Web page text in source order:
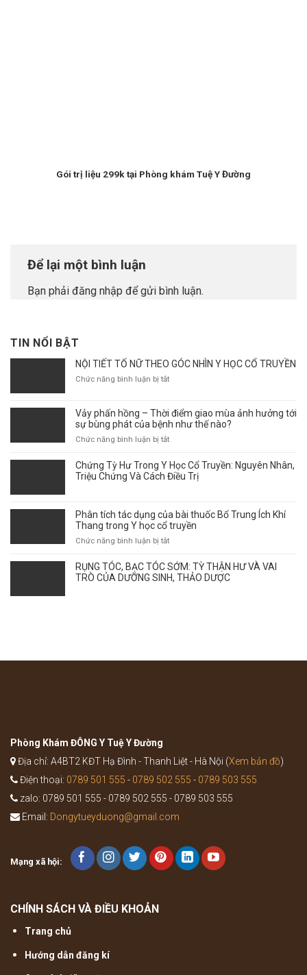
Gói trị liệu 299k tại Phòng khám Tuệ Y Đường
Để lại một bình luận
Bạn phải đăng nhập để gửi bình luận.
TIN NỔI BẬT
NỘI TIẾT TỐ NỮ THEO GÓC NHÌN Y HỌC CỔ TRUYỀN
Chức năng bình luận bị tắtở
TỐ
NỮ
THEO
NHÌN
Y
Vảy phấn hồng – Thời điểm giao mùa ảnh hưởng tới
sự bùng phát của bệnh như thế nào?
Chức năng bình luận bị tắtở
phấn
hồng
điểm
giao
mùa
ảnh
tới
sự
nào?
Chứng Tỳ Hư Trong Y Học Cổ Truyền: Nguyên Nhân,
Triệu Chứng Và Cách Điều Trị
Phân tích tác dụng của bài thuốc Bổ Trung Ích Khí
Thang trong Y học cổ truyền
Chức năng bình luận bị tắtở
tích
tác
RỤNG TÓC, BẠC TÓC SỚM: TỲ THẬN HƯ VÀ VAI
TRÒ CỦA DƯỠNG SINH, THẢO DƯỢC
Phòng Khám ĐÔNG Y Tuệ Y Đường
Địa chỉ: A4BT2 KĐT Hạ Đình - Thanh Liệt - Hà Nội (Xem bản đồ)
Điện thoại: 0789 501 555 - 0789 502 555 - 0789 503 555
zalo: 0789 501 555 - 0789 502 555 - 0789 503 555
Email: Dongytueyduong@gmail.com
Mạng xã hội:
CHÍNH SÁCH VÀ ĐIỀU KHOẢN
Trang chủ
Hướng dẫn đăng kí